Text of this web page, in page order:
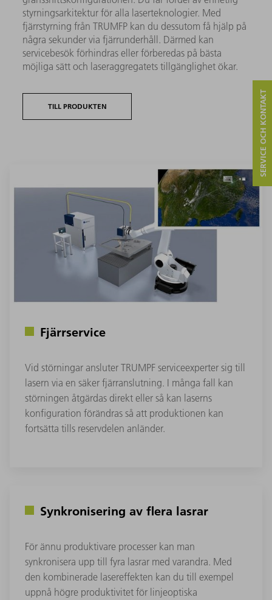
styrningsarkitektur för alla laserteknologier. Med
fjärrstyrning från TRUMFP kan du dessutom få hjälp på
några sekunder via fjärrunderhåll. Därmed kan
servicebesök förhindras eller förberedas på bästa
möjliga sätt och laseraggregatets tillgänglighet ökar.
TILL PRODUKTEN
Fjärrservice
Vid störningar ansluter TRUMPF serviceexperter sig till
lasern via en säker fjärranslutning. I många fall kan
störningen åtgärdas direkt eller så kan laserns
konfiguration förändras så att produktionen kan
fortsätta tills reservdelen anländer.
Synkronisering av flera lasrar
För ännu produktivare processer kan man
synkronisera upp till fyra lasrar med varandra. Med
den kombinerade lasereffekten kan du till exempel
uppnå högre produktivitet för linjeoptiska
SERVICE OCH KONTAKT